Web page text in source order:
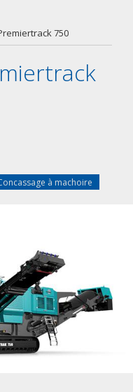
750
à machoire